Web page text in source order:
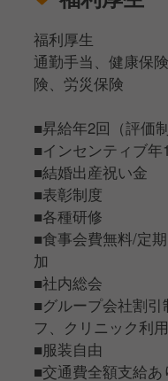
福利厚生
通勤手当、健康保
険、労災保険
■昇給年2回（評価
■インセンティブ年
■結婚出産祝い金
■表彰制度
■各種研修
■食事会費無料/定
加
■社内総会
■グループ会社割
フ、クリニック利
■服装自由
■交通費全額支給あ